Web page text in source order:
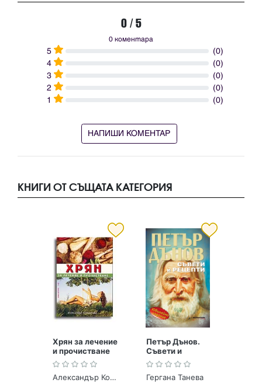
0 / 5
0 коментара
5
(0)
4
(0)
3
(0)
2
(0)
1
(0)
НАПИШИ КОМЕНТАР
КНИГИ ОТ СЪЩАТА КАТЕГОРИЯ
Хрян за лечение
и прочистване
Александър Кородецки
Петър Дънов.
Съвети и
рецепти
Гергана Танева